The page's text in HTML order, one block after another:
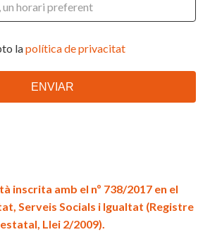
lapolítica de privacitat
inscrita amb el nº 738/2017 en el
Serveis Socials i Igualtat (Registre
estatal, Llei 2/2009).